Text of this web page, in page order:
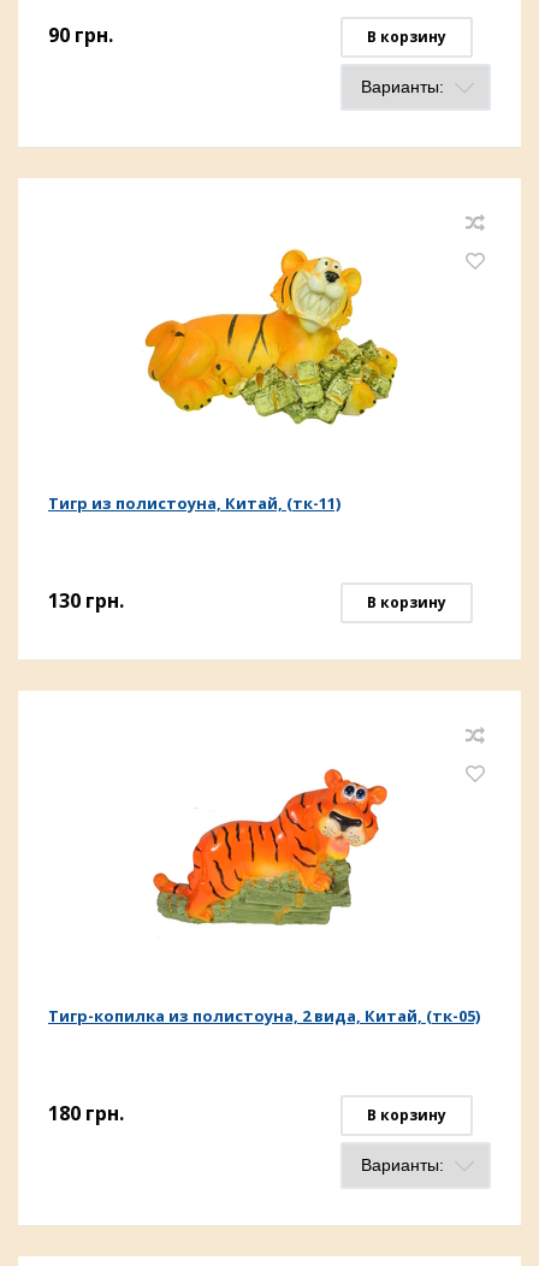
90 грн. В корзину
Тигр из полистоуна, Китай, (тк-11)
130 грн. В корзину
Тигр-копилка из полистоуна, 2 вида, Китай, (тк-05)
180 грн. В корзину